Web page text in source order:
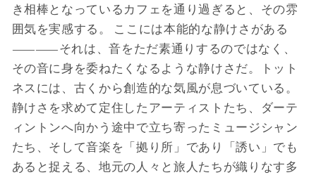
き相棒となっているカフェを通り過ぎると、その雰
囲気を実感する。 ここには本能的な静けさがある
――それは、音をただ素通りするのではなく、
その音に身を委ねたくなるような静けさだ。トット
ネスには、古くから創造的な気風が息づいている。
静けさを求めて定住したアーティストたち、ダーテ
ィントンへ向かう途中で立ち寄ったミュージシャン
たち、そして音楽を「拠り所」であり「誘い」でも
あると捉える、地元の人々と旅人たちが織りなす多